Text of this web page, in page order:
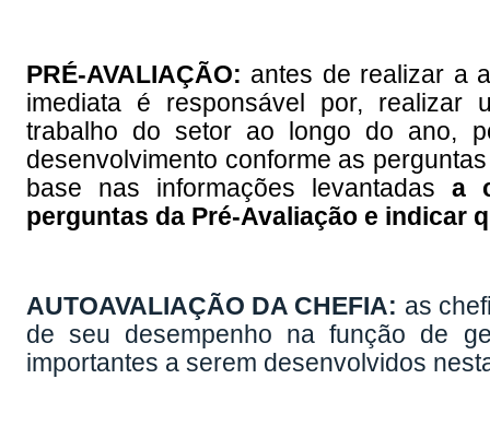
PRÉ-AVALIAÇÃO: antes de realizar a
imediata é responsável por, realizar
trabalho do setor ao longo do ano,
desenvolvimento conforme as
base nas informações levantadas a
perguntas da Pré-Avaliação e indicar
AUTOAVALIAÇÃO DA CHEFIA: as
de seu desempenho na função de
importantes a serem desenvolvidos